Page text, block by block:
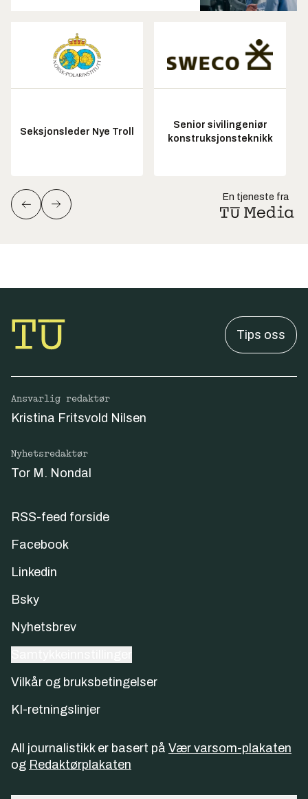
Seksjonsleder Nye Troll
Senior sivilingeniør
konstruksjonsteknikk
En tjeneste fra
Tips oss
Ansvarlig redaktør
Kristina Fritsvold Nilsen
Nyhetsredaktør
Tor M. Nondal
RSS-feed forside
Facebook
Linkedin
Bsky
Nyhetsbrev
Vilkår og bruksbetingelser
KI-retningslinjer
All journalistikk er basert på Vær varsom-plakaten
og Redaktørplakaten